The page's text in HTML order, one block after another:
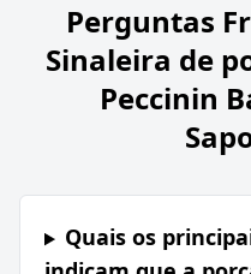
Perguntas
Sinaleira de
Peccinin
Quais os